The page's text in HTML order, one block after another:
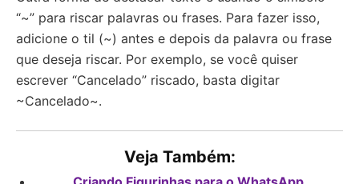
“~” para riscar palavras ou frases. Para fazer isso,
adicione o til (~) antes e depois da palavra ou frase
que deseja riscar. Por exemplo, se você quiser
escrever “Cancelado” riscado, basta digitar
~Cancelado~.
Veja Também: